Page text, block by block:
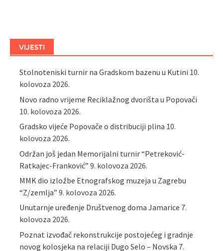
VIJESTI
Stolnoteniski turnir na Gradskom bazenu u Kutini 10.
kolovoza 2026.
Novo radno vrijeme Reciklažnog dvorišta u Popovači
10. kolovoza 2026.
Gradsko vijeće Popovače o distribuciji plina 10.
kolovoza 2026.
Održan još jedan Memorijalni turnir “Petreković-
Ratkajec-Franković” 9. kolovoza 2026.
MMK dio izložbe Etnografskog muzeja u Zagrebu
“Z/zemlja” 9. kolovoza 2026.
Unutarnje uređenje Društvenog doma Jamarice 7.
kolovoza 2026.
Poznat izvođač rekonstrukcije postojećeg i gradnje
novog kolosjeka na relaciji Dugo Selo – Novska 7.